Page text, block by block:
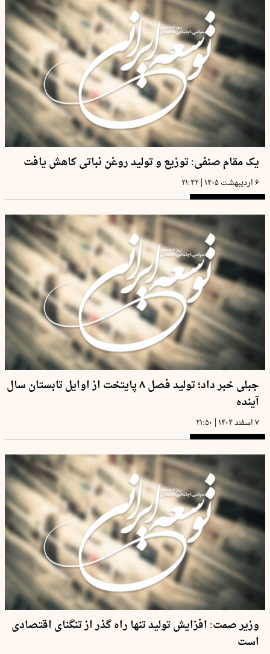
یک مقام صنفی: توزیع و تولید روغن نباتی کاهش یافت
۶ اردیبهشت ۱۴۰۵ | ۲۱:۴۲
جبلی خبر داد؛ تولید فصل ۸ پایتخت از اوایل تابستان سال
آینده
۷ اسفند ۱۴۰۴ | ۲۱:۵۰
وزیر صمت: افزایش تولید تنها راه گذر از تنگنای اقتصادی
است